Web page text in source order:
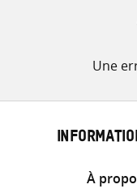
Une
À